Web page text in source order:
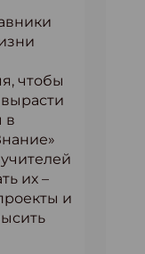
чтобы
в
их –
и